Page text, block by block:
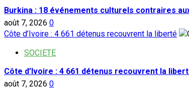
Burkina : 18 événements culturels contraires
août 7, 2026 0
Côte d’Ivoire : 4 661 détenus recouvrent la liberté
SOCIETE
Côte d’Ivoire : 4 661 détenus recouvrent la
août 7, 2026 0